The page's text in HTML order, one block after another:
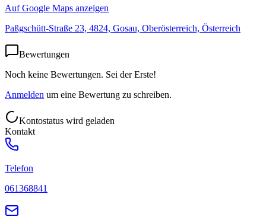
Auf Google Maps anzeigen
Paßgschütt-Straße 23, 4824, Gosau, Oberösterreich, Österreich
Bewertungen
Noch keine Bewertungen. Sei der Erste!
Anmelden um eine Bewertung zu schreiben.
Kontostatus wird geladen
Kontakt
Telefon
061368841